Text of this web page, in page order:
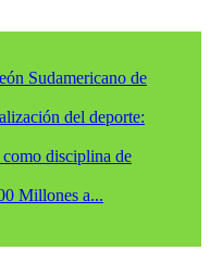
Sudamericano de
del deporte:
disciplina de
Millones a...